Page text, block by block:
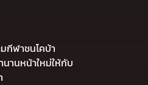
กีฬาชนโคบ้า
านหน้าใหม่ให้กับ